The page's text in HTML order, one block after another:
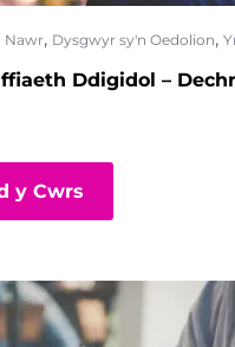
Nawr, Dysgwyr sy'n Oedolion,
Ddigidol –
y Cwrs